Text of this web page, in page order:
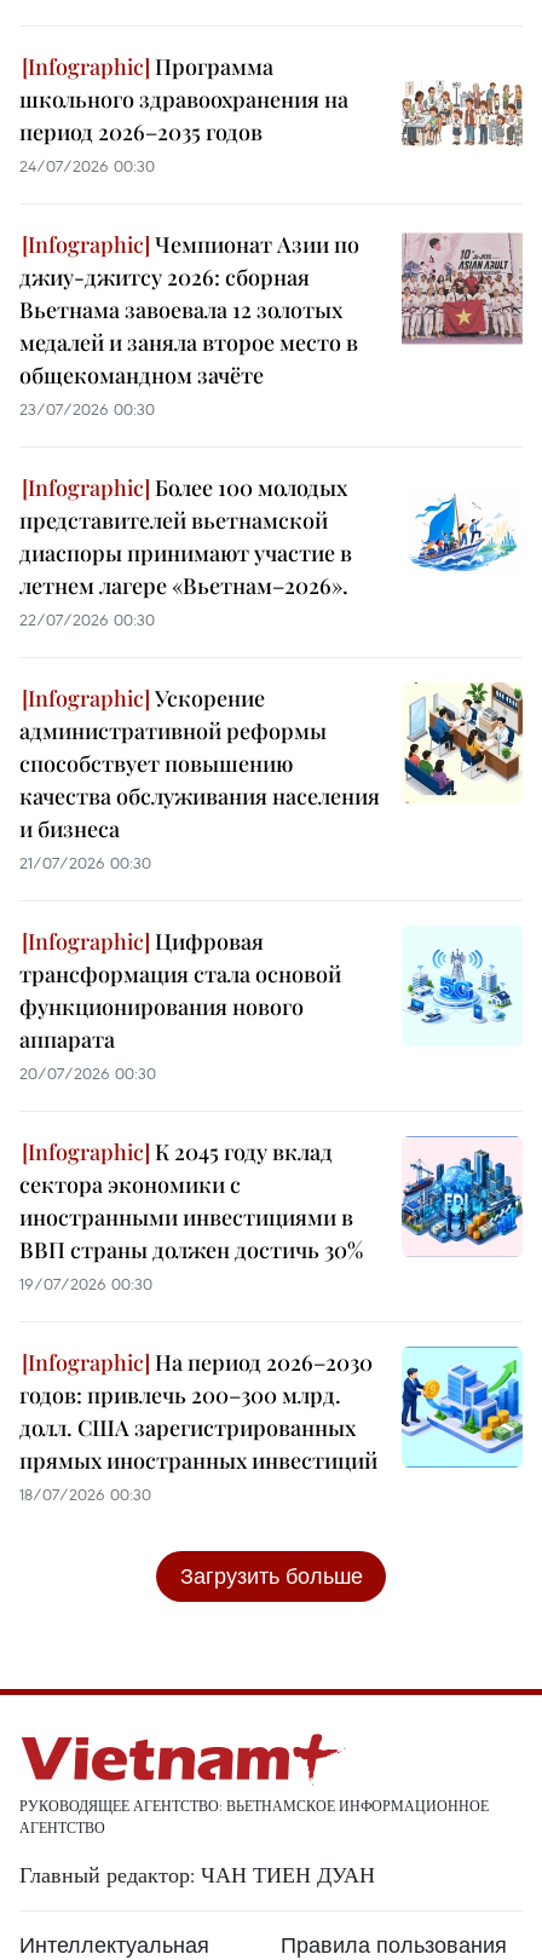
Программа
школьного здравоохранения на
период 2026–2035 годов
24/07/2026 00:30
Чемпионат Азии по
джиу-джитсу 2026: сборная
Вьетнама завоевала 12 золотых
медалей и заняла второе место в
общекомандном зачёте
23/07/2026 00:30
Более 100 молодых
представителей вьетнамской
диаспоры принимают участие в
летнем лагере «Вьетнам–2026».
22/07/2026 00:30
Ускорение
административной реформы
способствует повышению
качества обслуживания населения
и бизнеса
21/07/2026 00:30
Цифровая
трансформация стала основой
функционирования нового
аппарата
20/07/2026 00:30
К 2045 году вклад
сектора экономики с
иностранными инвестициями в
ВВП страны должен достичь 30%
19/07/2026 00:30
На период 2026–2030
годов: привлечь 200–300 млрд.
долл. США зарегистрированных
прямых иностранных инвестиций
18/07/2026 00:30
Загрузить больше
РУКОВОДЯЩЕЕ АГЕНТСТВО: ВЬЕТНАМСКОЕ ИНФОРМАЦИОННОЕ
АГЕНТСТВО
Главный редактор: ЧАН ТИЕН ДУАН
Интеллектуальная
Правила пользования